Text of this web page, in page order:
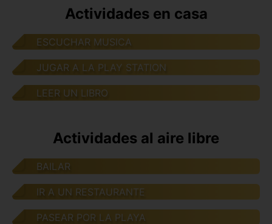
Actividades en casa
ESCUCHAR MUSICA
JUGAR A LA PLAY STATION
LEER UN LIBRO
Actividades al aire libre
BAILAR
IR A UN RESTAURANTE
PASEAR POR LA PLAYA